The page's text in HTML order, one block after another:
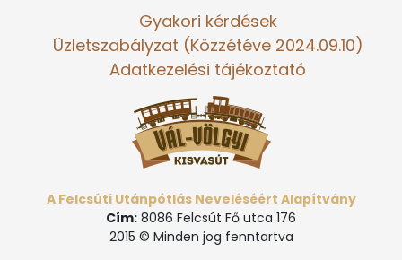
A Felcsúti Utánpótlás Neveléséért Alapítvány
Cím: 8086 Felcsút Fő utca 176
2015 © Minden jog fenntartva
Gyakori kérdések
Üzletszabályzat (Közzétéve 2024.09.10)
Adatkezelési tájékoztató